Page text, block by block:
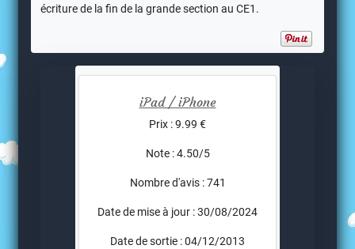
écriture de la fin de la grande section au CE1.
iPad / iPhone
Prix : 9.99 €
Note : 4.50/5
Nombre d'avis : 741
Date de mise à jour : 30/08/2024
Date de sortie : 04/12/2013